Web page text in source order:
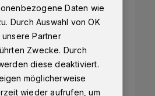
Daten wie
Durch Auswahl von OK
Partner
Zwecke. Durch
diese deaktiviert.
möglicherweise
wieder aufrufen, um